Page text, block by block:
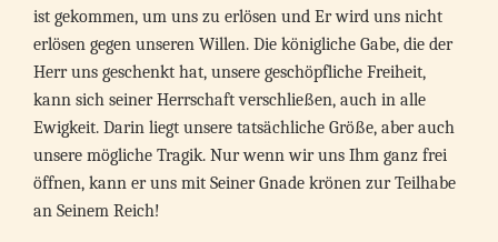
ist gekommen, um uns zu erlösen und Er wird uns nicht
erlösen gegen unseren Willen. Die königliche Gabe, die der
Herr uns geschenkt hat, unsere geschöpfliche Freiheit,
kann sich seiner Herrschaft verschließen, auch in alle
Ewigkeit. Darin liegt unsere tatsächliche Größe, aber auch
unsere mögliche Tragik. Nur wenn wir uns Ihm ganz frei
öffnen, kann er uns mit Seiner Gnade krönen zur Teilhabe
an Seinem Reich!